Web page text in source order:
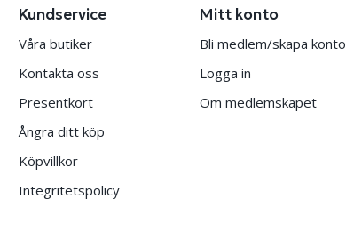
Kundservice
Våra butiker
Kontakta oss
Presentkort
Ångra ditt köp
Köpvillkor
Integritetspolicy
Mitt konto
Bli medlem/skapa konto
Logga in
Om medlemskapet